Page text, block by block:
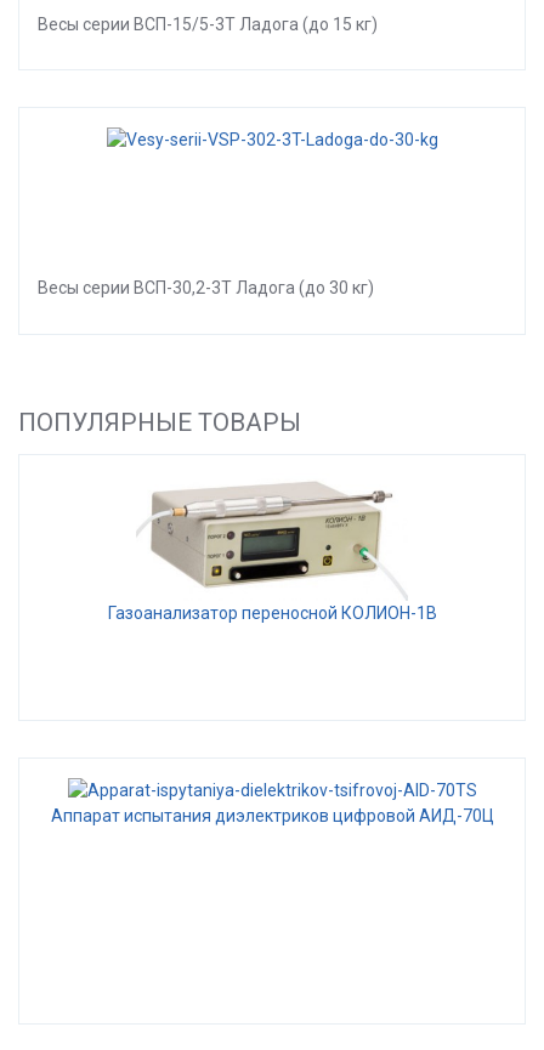
Весы серии ВСП-15/5-3Т Ладога (до 15 кг)
Весы серии ВСП-30,2-3Т Ладога (до 30 кг)
ПОПУЛЯРНЫЕ ТОВАРЫ
Газоанализатор переносной КОЛИОН-1В
Аппарат испытания диэлектриков цифровой АИД-70Ц